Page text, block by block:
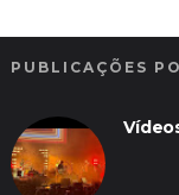
PUBLICAÇÕES